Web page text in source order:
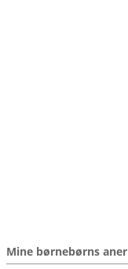
Mine børnebørns aner